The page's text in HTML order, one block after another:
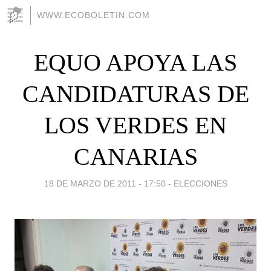
WWW.ECOBOLETIN.COM
EQUO APOYA LAS
CANDIDATURAS DE
LOS VERDES EN
CANARIAS
18 DE MARZO DE 2011 - 17:50 - ELECCIONES